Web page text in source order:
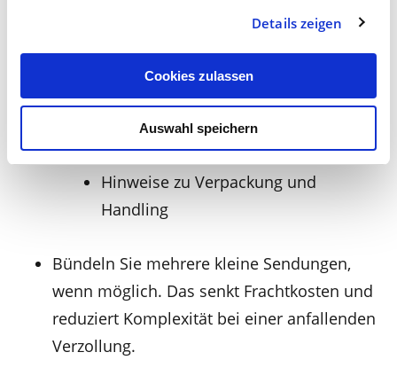
Details zeigen
Cookies zulassen
Auswahl speichern
Vollständige Empfängeradresse
Veranstalters (Zufahrt, Rampen,
Zeitfenster) bei Messesendungen.
Hinweise zu Verpackung und
Handling
Bündeln Sie mehrere kleine Sendungen,
wenn möglich. Das senkt Frachtkosten und
reduziert Komplexität bei einer anfallenden
Verzollung.